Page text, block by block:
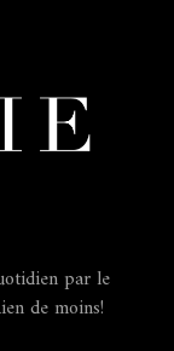
par le
de moins!